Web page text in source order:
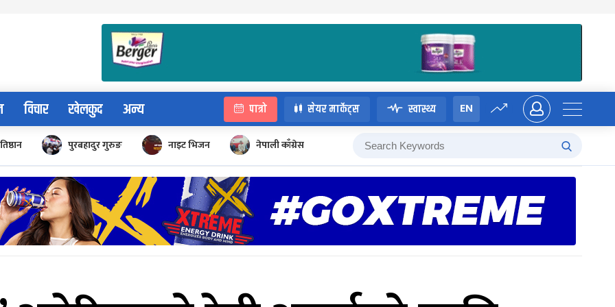
विचार खेलकुद अन्य पात्रो सेयर मार्केट्स स्वास्थ्य EN
पुरबहादुर गुरुङ नाइट भिजन नेपाली काँग्रेस